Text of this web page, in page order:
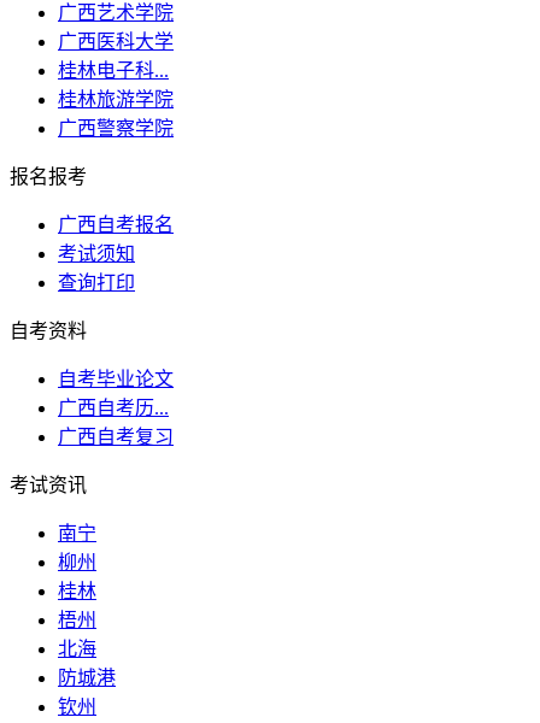
广西艺术学院
广西医科大学
桂林电子科...
桂林旅游学院
广西警察学院
报名报考
广西自考报名
考试须知
查询打印
自考资料
自考毕业论文
广西自考历...
广西自考复习
考试资讯
南宁
柳州
桂林
梧州
北海
防城港
钦州